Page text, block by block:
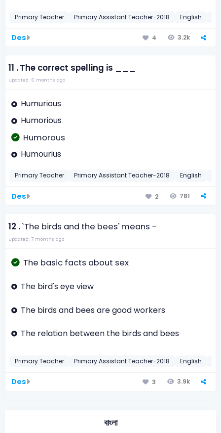
Primary Teacher Primary Assistant Teacher-2018 English
Des 4 3.2k
11 .The correct spelling is ___
Updated: 6 months ago
Humurious
Humorious
Humorous
Humourius
Primary Teacher Primary Assistant Teacher-2018 English
Des 2 781
12 .`The birds and the bees' means -
Updated: 7 months ago
The basic facts about sex
The bird's eye view
The birds and bees are good workers
The relation between the birds and bees
Primary Teacher Primary Assistant Teacher-2018 English
Des 3 3.9k
বাংলা